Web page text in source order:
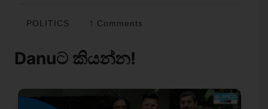
POLITICS 1 Comments